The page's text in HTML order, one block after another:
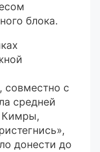
блока.
совместно с
средней
донести до